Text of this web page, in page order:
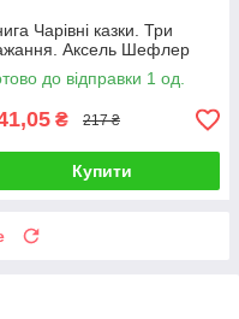
Чарівні казки. Три
Аксель Шефлер
до відправки 1 од.
₴ 217 ₴
Купити